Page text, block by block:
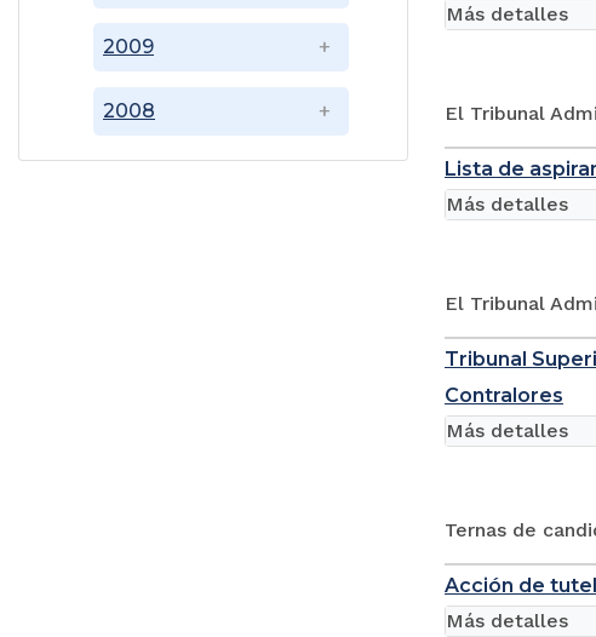
2008
2009
El Tribunal
Más detalles
Lista de
El Tribunal
Más detalles
Tribunal
Contralores
Ternas de
Más detalles
Acción de
Más detalles